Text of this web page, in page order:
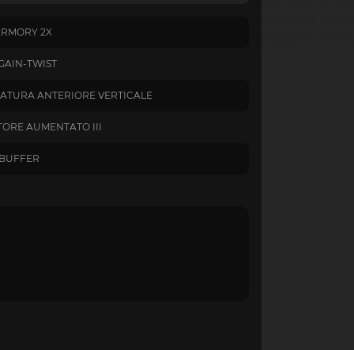
2X
TWIST
ANTERIORE VERTICALE
AUMENTATO III